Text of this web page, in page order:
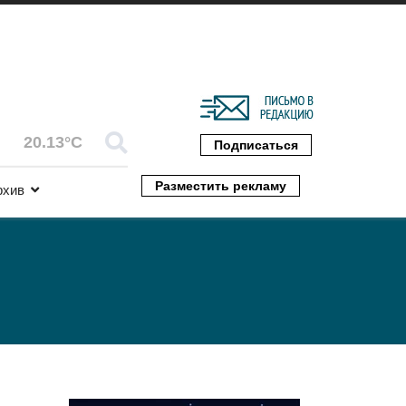
20.13°C Подписаться
Разместить рекламу